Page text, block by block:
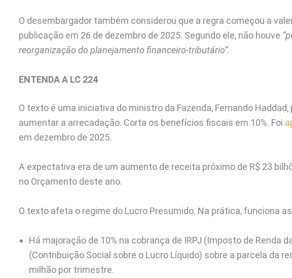
O desembargador também considerou que a regra começou a
publicação em 26 de dezembro de 2025. Segundo ele, não houve
reorganização do planejamento financeiro-tributário”.
ENTENDA A LC 224
O texto é uma iniciativa do ministro da Fazenda, Fernando
aumentar a arrecadação. Corta os benefícios fiscais em 10%. Foi
em dezembro de 2025.
A expectativa era de um aumento de receita próximo de R$ 23
no Orçamento deste ano.
O texto afeta o regime do Lucro Presumido. Na prática, funciona
Há majoração de 10% na cobrança de IRPJ (Imposto de Renda
(Contribuição Social sobre o Lucro Líquido) sobre a parcela da
milhão por trimestre.